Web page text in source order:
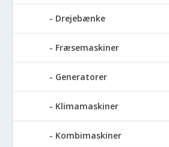
Drejebænke
Fræsemaskiner
Generatorer
Klimamaskiner
Kombimaskiner